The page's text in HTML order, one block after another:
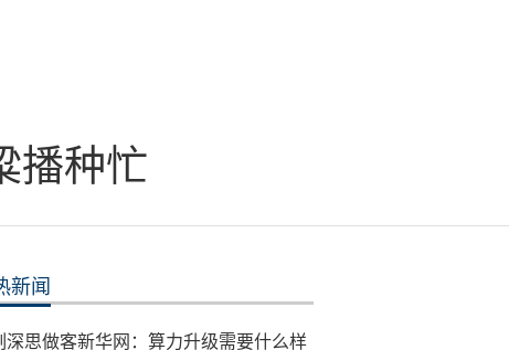
播种忙
新闻
深思做客新华网：算力升级需要什么样